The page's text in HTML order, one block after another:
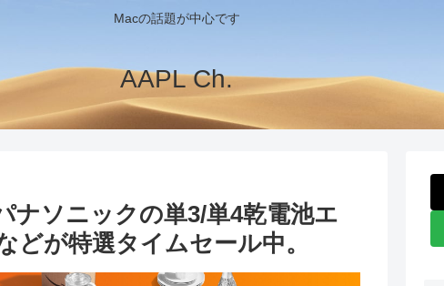
Macの話題が中心です
AAPL Ch.
ナソニックの単3/単4乾電池エ
が特選タイムセール中。